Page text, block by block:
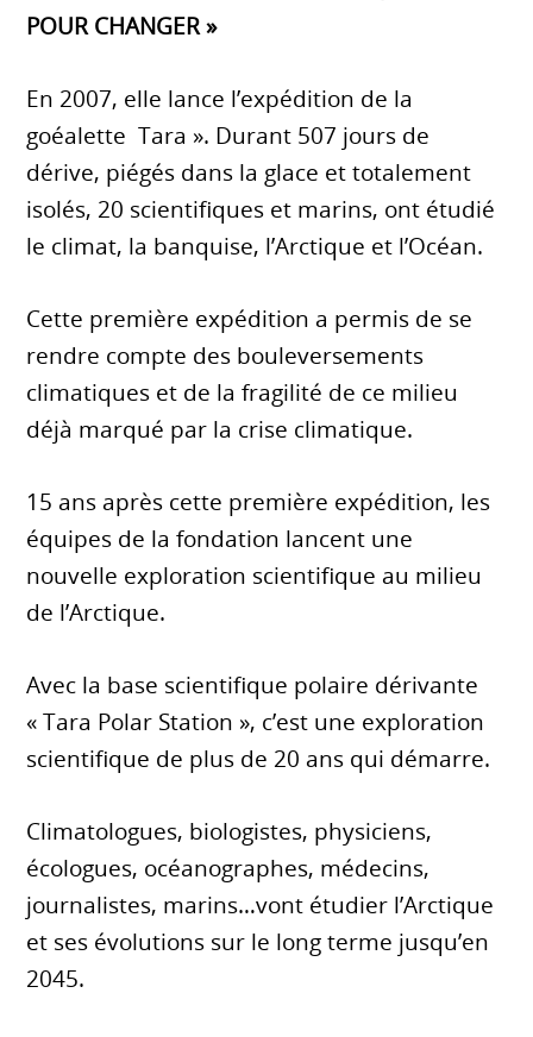
POUR CHANGER »
En 2007, elle lance l’expédition de la
goéalette Tara ». Durant 507 jours de
dérive, piégés dans la glace et totalement
isolés, 20 scientifiques et marins, ont étudié
le climat, la banquise, l’Arctique et l’Océan.
Cette première expédition a permis de se
rendre compte des bouleversements
climatiques et de la fragilité de ce milieu
déjà marqué par la crise climatique.
15 ans après cette première expédition, les
équipes de la fondation lancent une
nouvelle exploration scientifique au milieu
de l’Arctique.
Avec la base scientifique polaire dérivante
« Tara Polar Station », c’est une exploration
scientifique de plus de 20 ans qui démarre.
Climatologues, biologistes, physiciens,
écologues, océanographes, médecins,
journalistes, marins…vont étudier l’Arctique
et ses évolutions sur le long terme jusqu’en
2045.